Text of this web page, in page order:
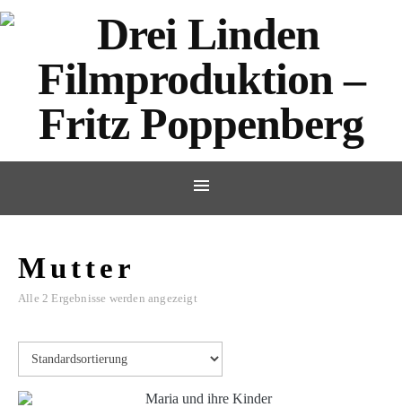
Mutter
Alle 2 Ergebnisse werden angezeigt